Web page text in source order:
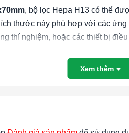
, bộ lọc Hepa H13 có thể
thước này phù hợp với các
thí nghiệm, hoặc các thiết bị
rút, nấm mốc, và các chất gây dị
khí trong các môi trường có yêu
Xem thêm